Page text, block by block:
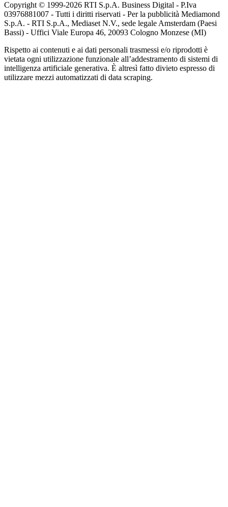
Copyright © 1999-2026 RTI S.p.A. Business Digital - P.Iva
03976881007 - Tutti i diritti riservati - Per la pubblicità Mediamond
S.p.A. - RTI S.p.A., Mediaset N.V., sede legale Amsterdam (Paesi
Bassi) - Uffici Viale Europa 46, 20093 Cologno Monzese (MI)
Rispetto ai contenuti e ai dati personali trasmessi e/o riprodotti è
vietata ogni utilizzazione funzionale all’addestramento di sistemi di
intelligenza artificiale generativa. È altresì fatto divieto espresso di
utilizzare mezzi automatizzati di data scraping.